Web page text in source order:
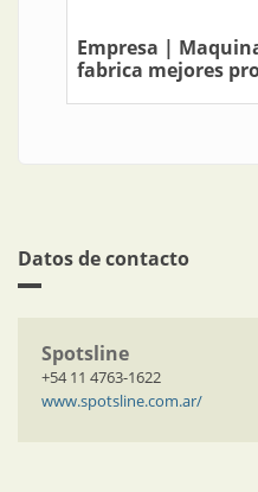
Empresa |
fabrica mejores
Datos de contacto
Spotsline
+54 11 4763-1622
www.spotsline.com.ar/